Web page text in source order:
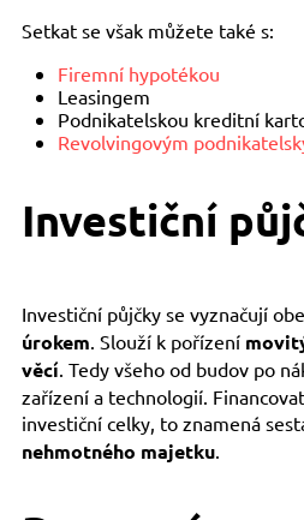
Setkat se však můžete také s:
Firemní hypotékou
Leasingem
Podnikatelskou kreditní
Revolvingovým
Investiční
Investiční půjčky se vyznačují
úrokem . Slouží k pořízení
věcí . Tedy všeho od budov po
zařízení a technologií.
investiční celky, to znamená
nehmotného majetku.